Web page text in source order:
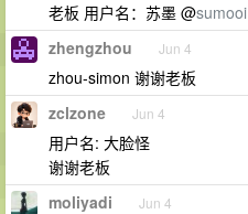
老板 用户名：苏墨 @sumooi
zhengzhou Jun 4
zhou-simon 谢谢老板
zclzone Jun 4
用户名: 大脸怪
谢谢老板
moliyadi Jun 4